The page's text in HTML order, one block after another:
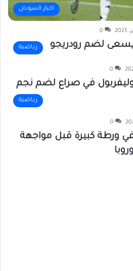
اخبار السودان
0
لضم رودريجو رياضية
0
في صراع لضم نجم
رياضية
0
ورطة كبيرة قبل مواجهة